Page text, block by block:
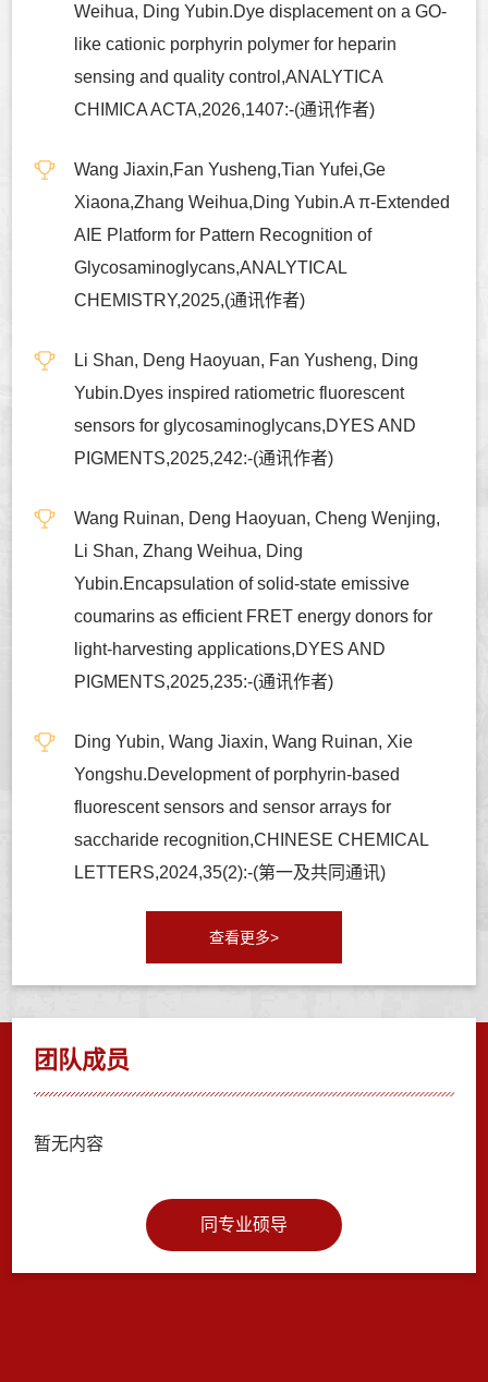
Weihua, Ding Yubin.Dye displacement on a GO-
like cationic porphyrin polymer for heparin
sensing and quality control,ANALYTICA
CHIMICA ACTA,2026,1407:-(通讯作者)
Wang Jiaxin,Fan Yusheng,Tian Yufei,Ge
Xiaona,Zhang Weihua,Ding Yubin.A π-Extended
AIE Platform for Pattern Recognition of
Glycosaminoglycans,ANALYTICAL
CHEMISTRY,2025,(通讯作者)
Li Shan, Deng Haoyuan, Fan Yusheng, Ding
Yubin.Dyes inspired ratiometric fluorescent
sensors for glycosaminoglycans,DYES AND
PIGMENTS,2025,242:-(通讯作者)
Wang Ruinan, Deng Haoyuan, Cheng Wenjing,
Li Shan, Zhang Weihua, Ding
Yubin.Encapsulation of solid-state emissive
coumarins as efficient FRET energy donors for
light-harvesting applications,DYES AND
PIGMENTS,2025,235:-(通讯作者)
Ding Yubin, Wang Jiaxin, Wang Ruinan, Xie
Yongshu.Development of porphyrin-based
fluorescent sensors and sensor arrays for
saccharide recognition,CHINESE CHEMICAL
LETTERS,2024,35(2):-(第一及共同通讯)
查看更多>
团队成员
暂无内容
同专业硕导